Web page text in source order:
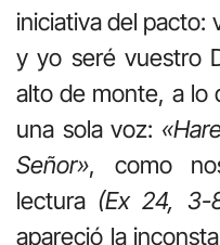
iniciativa del pacto:
y yo seré vuestro
alto de monte, a lo
una sola voz:
Señor», como
lectura (Ex 24, 3-
apareció la